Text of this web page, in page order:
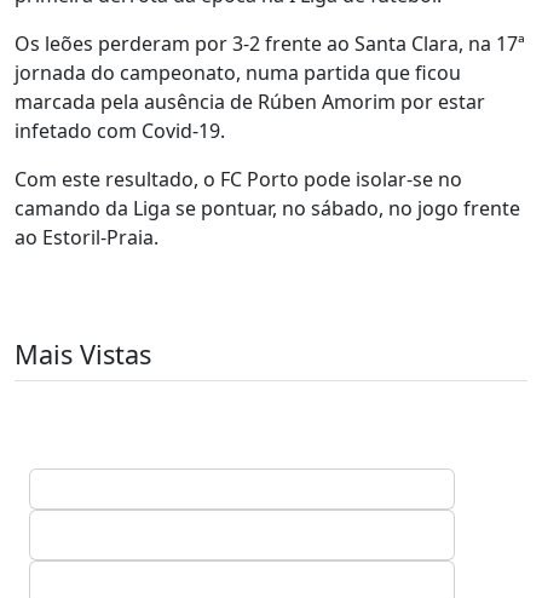
Os leões perderam por 3-2 frente ao Santa Clara, na 17ª
jornada do campeonato, numa partida que ficou
marcada pela ausência de Rúben Amorim por estar
infetado com Covid-19.
Com este resultado, o FC Porto pode isolar-se no
camando da Liga se pontuar, no sábado, no jogo frente
ao Estoril-Praia.
Mais Vistas